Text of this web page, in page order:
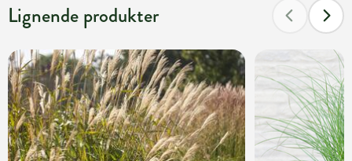
Lignende produkter